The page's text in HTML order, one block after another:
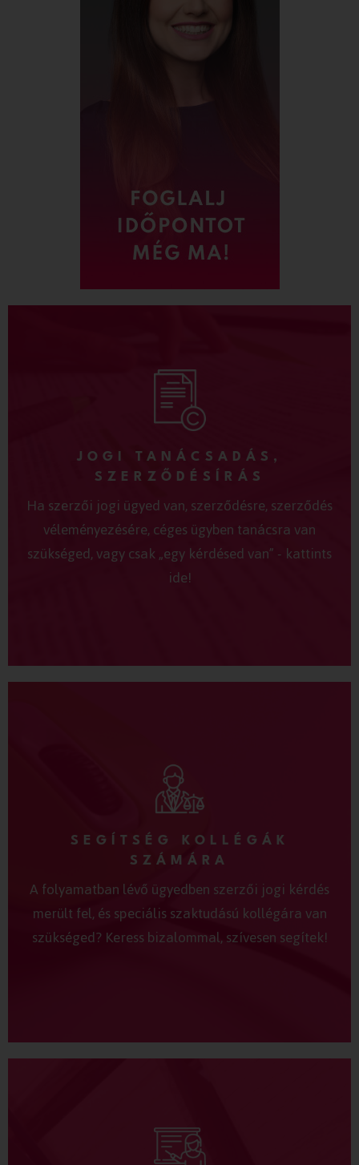
JOGI TANÁCSADÁS,
SZERZŐDÉSÍRÁS
Ha szerzői jogi ügyed van, szerződésre, szerződés
véleményezésére, céges ügyben tanácsra van
szükséged, vagy csak „egy kérdésed van” - kattints
ide!
SEGÍTSÉG KOLLÉGÁK
SZÁMÁRA
A folyamatban lévő ügyedben szerzői jogi kérdés
merült fel, és speciális szaktudású kollégára van
szükséged? Keress bizalommal, szívesen segítek!